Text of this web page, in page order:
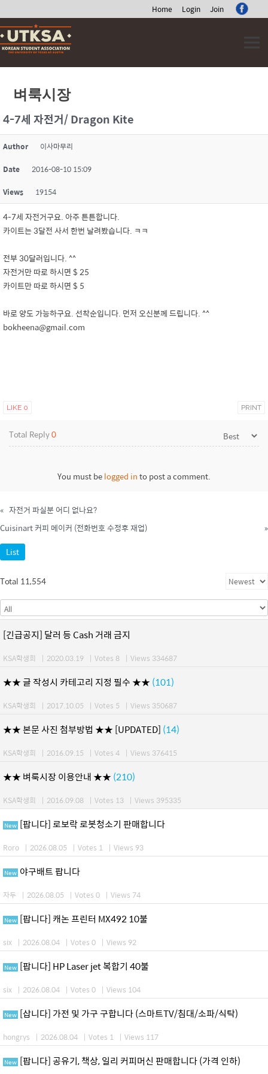
Home Login Join
Skip
to
content
벼룩시장
4-7세 자전거/ Dragon Kite
Author 이사마무리
Date 2016-08-10 15:09
Views 19154
4-7세 자전거구요. 아주 튼튼합니다.
카이트는 3달전 사서 한번 날려봤습니다. ㅋㅋ
전부 30달러입니다. ^^
자전거만 따로 하시면 $ 25
카이트만 따로 하시면 $ 5
바로 양도 가능하구요. 선착순입니다. 먼저 오신분께 드립니다. ^^
bokheena@gmail.com
LIKE 0 PRINT
Total Reply0
You must belogged into post a comment.
« 자전거 파실분 어디 없나요?
Cuisinart 커피 메이커 (전화번호 수정후 재업)
»
List
Total 11,554
[긴급공지] 달러 등 Cash 거래 금지
KSA학생회 | 2020.03.19 | Votes 8 | Views 334687
★★ 글 작성시 카테고리 지정 필수 ★★ (101)
KSA학생회 | 2017.10.05 | Votes 5 | Views 350687
★★ 본문 사진 첨부방법 ★★ [UPDATED] (14)
KSA학생회 | 2016.09.15 | Votes 4 | Views 376415
★★ 벼룩시장 이용안내 ★★ (210)
KSA학생회 | 2016.09.08 | Votes 13 | Views 395335
New [팝니다] 로보락 로봇청소기 판매합니다
Roro | 2026.08.05 | Votes 1 | Views 93
New 야구배트 팝니다
자두 | 2026.08.05 | Votes 0 | Views 74
New [팝니다] 캐논 프린터 MX492 10불
six | 2026.08.04 | Votes 0 | Views 92
New [팝니다] HP Laser jet 복합기 40불
six | 2026.08.04 | Votes 0 | Views 104
New [삽니다] 가전 및 가구 구합니다 (스마트TV/침대/소파/식탁)
hongrys | 2026.08.04 | Votes 1 | Views 117
New [팝니다] 공유기, 책상, 일리 커피머신 판매합니다 (가격 인하)